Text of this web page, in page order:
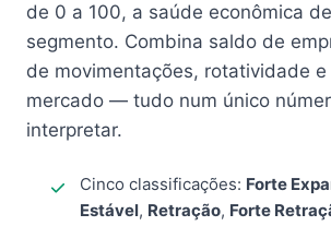
de 0 a 100, a saúde econômica
segmento. Combina saldo de
de movimentações, rotatividade
mercado — tudo num único
interpretar.
Cinco classificações: Forte
Estável, Retração, Forte